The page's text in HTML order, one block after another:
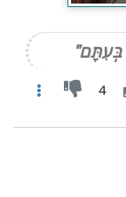
בְּעִתָּם"
4